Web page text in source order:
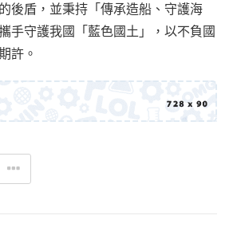
後盾，並秉持「傳承造船、守護海
手守護我國「藍色國土」，以不負國
許。